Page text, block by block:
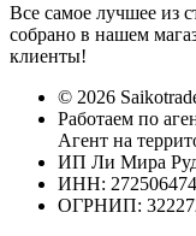
Все самое лучшее из
собрано в нашем
клиенты!
© 2026
Работаем по
Агент на
ИП Ли Мира
ИНН:
ОГРНИП: